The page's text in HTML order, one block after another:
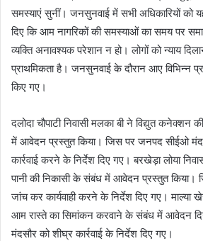
समस्याएं सुनीं। जनसुनवाई में सभी अधिकारियों को
दिए कि आम नागरिकों की समस्याओं का समय पर
व्यक्ति अनावश्यक परेशान न हो। लोगों को न्याय
प्राथमिकता है। जनसुनवाई के दौरान आए विभिन्न
किए गए।
दलोदा चौपाटी निवासी मलका बी ने विद्युत
में आवेदन प्रस्‍तुत किया। जिस पर जनपद सीईओ
कार्रवाई करने के निर्देश दिए गए। बरखेड़ा लोया
पानी की निकासी के संबंध में आवेदन प्रस्‍तुत किया।
जांच कर कार्यवाही करने के निर्देश दिए गए। माल्‍या
आम रास्‍ते का सिमांकन करवाने के संबंध में आवेदन
मंदसौर को शीघ्र कार्रवाई के निर्देश दिए गए।